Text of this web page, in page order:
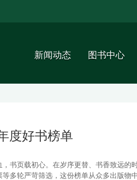
新闻动态 图书中心
度好书榜单
，书页载初心。在岁序更替、书香致远的
多轮严苛筛选，这份榜单从众多出版物